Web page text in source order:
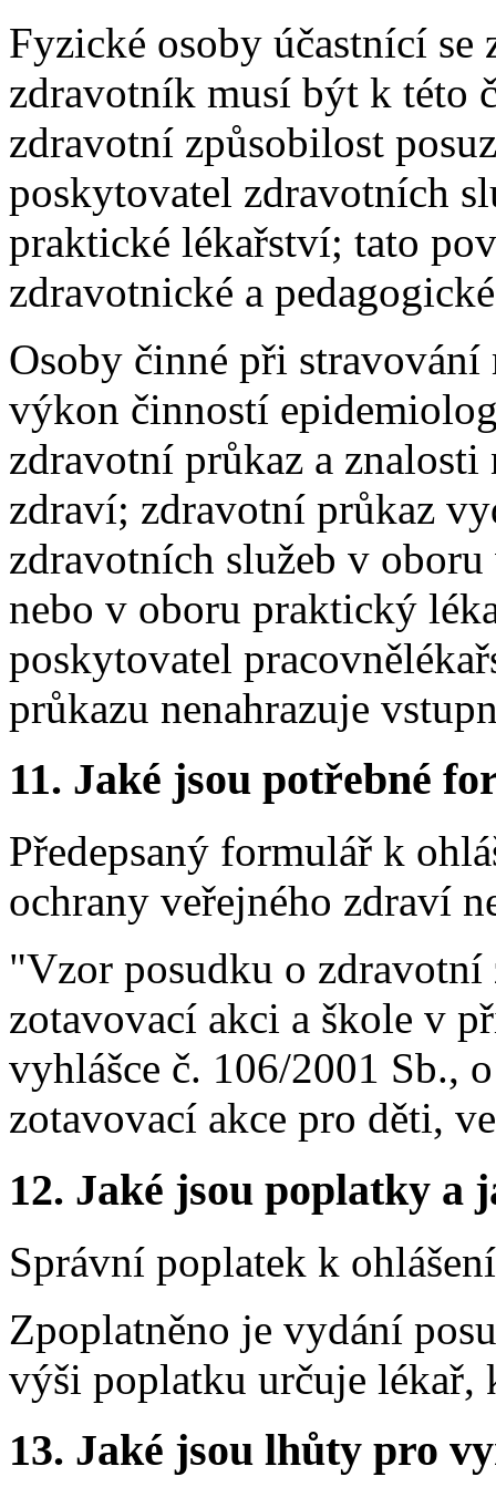
Fyzické osoby účastnící se
zdravotník musí být k této
zdravotní způsobilost
poskytovatel zdravotních
praktické lékařství; tato
zdravotnické a
Osoby činné při
výkon činností
zdravotní průkaz a znalosti
zdraví; zdravotní průkaz
zdravotních služeb v
nebo v oboru praktický
poskytovatel
průkazu nenahrazuje
11. Jaké jsou potřebné
Předepsaný formulář k
ochrany veřejného zdraví
"Vzor posudku o
zotavovací akci a škole v
vyhlášce č. 106/2001 Sb.,
zotavovací akce pro děti,
12. Jaké jsou poplatky a
Správní poplatek k
Zpoplatněno je vydání
výši poplatku určuje lékař,
13. Jaké jsou lhůty pro